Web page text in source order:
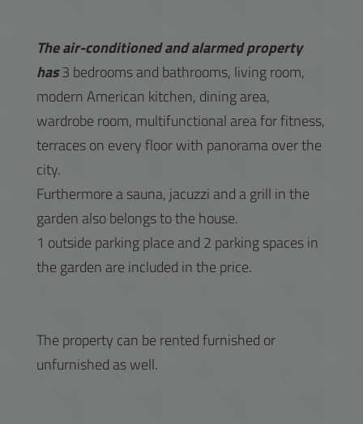
The air-conditioned and alarmed property
has3 bedrooms and bathrooms, living room,
modern American kitchen, dining area,
wardrobe room, multifunctional area for fitness,
terraces on every floor with panorama over the
city.
Furthermore a sauna, jacuzzi and a grill in the
garden also belongs to the house.
1 outside parking place and 2 parking spaces in
the garden are included in the price.
The property can be rented furnished or
unfurnished as well.